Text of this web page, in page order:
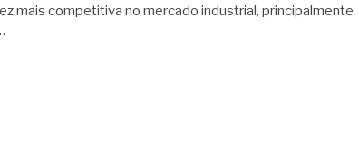
mais competitiva no mercado industrial, principalmente